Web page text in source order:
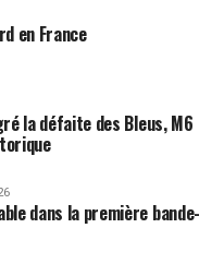
guitares, d'un
SAEZ
en France
la défaite des Bleus, M6
dans la première bande-